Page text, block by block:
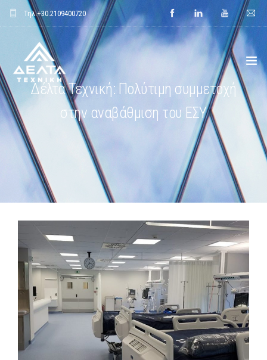
Τηλ.+30.2109400720
ΑΡΧΙΚΗ
ΕΤΑΙΡΕΙΑ
ΕΦΑΡΜΟΓΕΣ
ΕΝΔΕΙΚΤΙΚΑ ΕΡΓΑ
ΝΕΑ
MEDIA
ΦΥΛΛΑΔΙΑ
ΕΥΚΑΙΡΙΕΣ ΕΡΓΑΣΙΑΣ
Δέλτα Τεχνική: Πολύτιμη συμμετοχή
στην αναβάθμιση του ΕΣΥ